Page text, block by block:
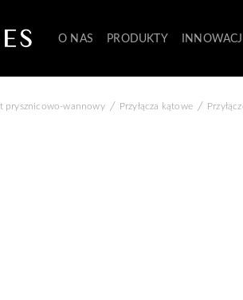
O NAS PRODUKTY
prysznicowo-wannowy / Przyłącza kątowe /